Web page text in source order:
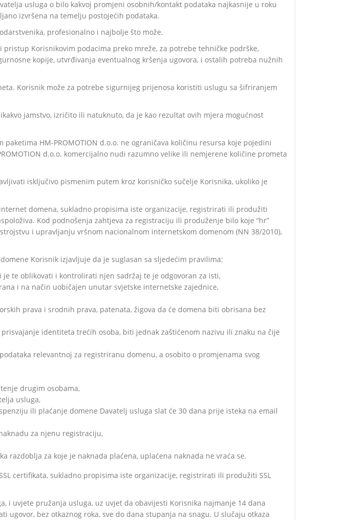
usluga o bilo kakvoj promjeni osobnih/kontakt podataka najkasnije u roku
izvršena na temelju postojećih podataka.
profesionalno i najbolje što može.
Korisnikovim podacima preko mreže, za potrebe tehničke podrške,
kopije, utvrđivanja eventualnog kršenja ugovora, i ostalih potreba nužnih
Korisnik može za potrebe sigurnijeg prijenosa koristiti uslugu sa šifriranjem
jamstvo, izričito ili natuknuto, da je kao rezultat ovih mjera mogućnost
paketima HM-PROMOTION d.o.o. ne ograničava količinu resursa koje pojedini
d.o.o. komercijalno nudi razumno velike ili nemjerene količine prometa
isključivo pismenim putem kroz korisničko sučelje Korisnika, ukoliko je
domena, sukladno propisima iste organizacije, registrirati ili produžiti
Kod podnošenja zahtjeva za registraciju ili produženje bilo koje “hr”
i upravljanju vršnom nacionalnom internetskom domenom (NN 38/2010),
Korisnik izjavljuje da je suglasan sa sljedećim pravilima:
te oblikovati i kontrolirati njen sadržaj te je odgovoran za isti,
i na način uobičajen unutar svjetske internetske zajednice,
prava i srodnih prava, patenata, žigova da će domena biti obrisana bez
identiteta trećih osoba, biti jednak zaštićenom nazivu ili znaku na čije
relevantnoj za registriranu domenu, a osobito o promjenama svog
drugim osobama,
usluga,
ili plaćanje domene Davatelj usluga slat će 30 dana prije isteka na email
za njenu registraciju,
za koje je naknada plaćena, uplaćena naknada ne vraća se.
certifikata, sukladno propisima iste organizacije, registrirati ili produžiti SSL
i uvjete pružanja usluga, uz uvjet da obavijesti Korisnika najmanje 14 dana
bez otkaznog roka, sve do dana stupanja na snagu. U slučaju otkaza